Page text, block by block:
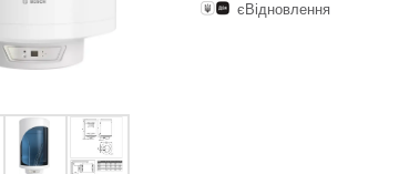
єВідновлення